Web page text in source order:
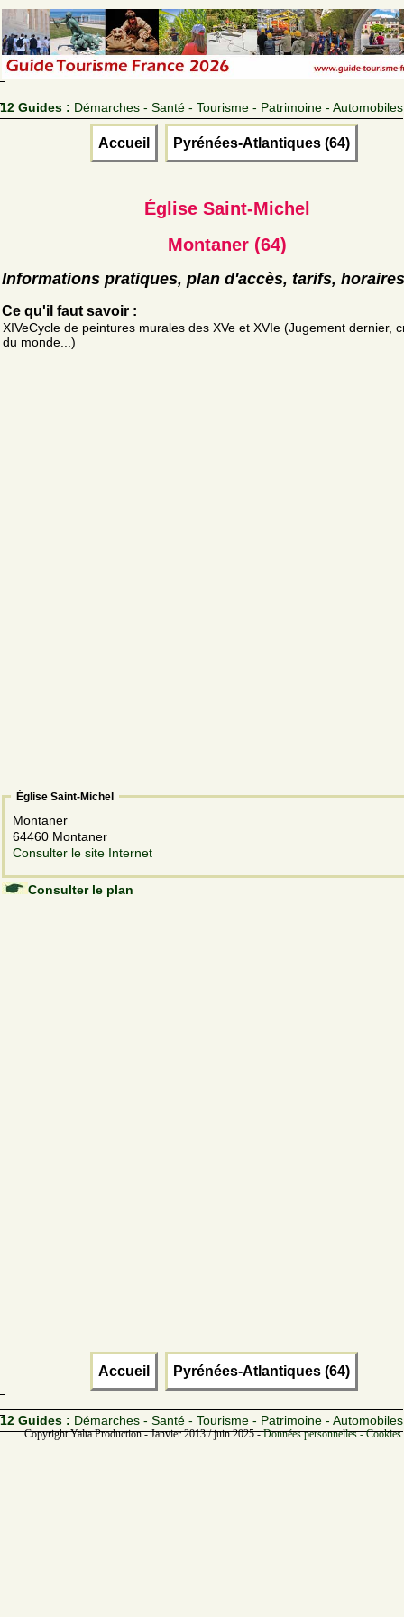
12 Guides : Démarches - Santé - Tourisme - Patrimoine - Automobiles
Accueil Pyrénées-Atlantiques (64)
Église Saint-Michel
Montaner (64)
Informations pratiques, plan d'accès, tarifs, horaires
Ce qu'il faut savoir :
XIVeCycle de peintures murales des XVe et XVIe (Jugement dernier,
du monde...)
Église Saint-Michel
Montaner
64460 Montaner
Consulter le site Internet
Consulter le plan
Accueil Pyrénées-Atlantiques (64)
12 Guides : Démarches - Santé - Tourisme - Patrimoine - Automobiles
Copyright Yalta Production - Janvier 2013 / juin 2025 -Données personnelles -